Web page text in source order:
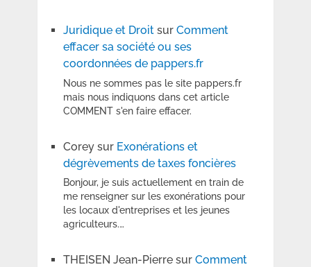
Juridique et Droitsur Comment
effacer sa société ou ses
coordonnées de pappers.fr
Nous ne sommes pas le site pappers.fr
mais nous indiquons dans cet article
COMMENT s'en faire effacer.
Coreysur Exonérations et
dégrèvements de taxes foncières
Bonjour, je suis actuellement en train de
me renseigner sur les exonérations pour
les locaux d'entreprises et les jeunes
agriculteurs.…
THEISEN Jean-Pierresur Comment